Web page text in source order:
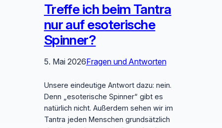
Treffe ich beim Tantra
nur auf esoterische
Spinner?
5. Mai 2026Fragen und Antworten
Unsere eindeutige Antwort dazu: nein.
Denn „esoterische Spinner“ gibt es
natürlich nicht. Außerdem sehen wir im
Tantra jeden Menschen grundsätzlich